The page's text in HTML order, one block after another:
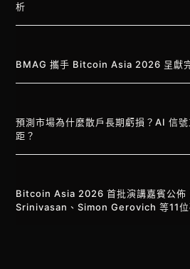
析
BMAG 攜手 Bitcoin Asia 2026 呈獻
預測市場為什麼散戶長期虧損？AI 信
距？
Bitcoin Asia 2026 首批演講嘉賓公佈
Srinivasan、Simon Gerovich 等11位